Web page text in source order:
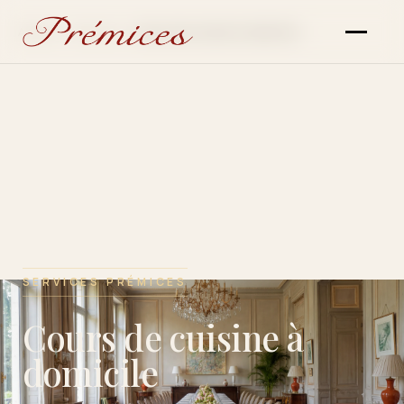
Accueil › Services › Cours de cuisine à domicile
SERVICES PRÉMICES
Cours de cuisine à
domicile